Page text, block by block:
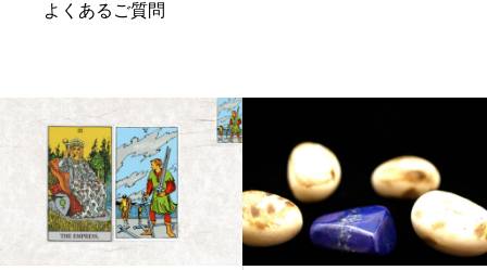
よくあるご質問